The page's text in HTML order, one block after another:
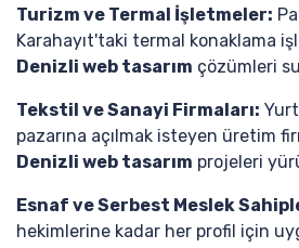
Turizm ve Termal İşletmeler:
Karahayıt'taki termal konaklama
Denizli web tasarım çözümleri
Tekstil ve Sanayi Firmaları:
pazarına açılmak isteyen üretim
Denizli web tasarım projeleri
Esnaf ve Serbest Meslek
hekimlerine kadar her profil için